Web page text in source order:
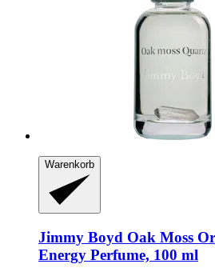
Warenkorb
Jimmy Boyd Oak Moss
Energy Perfume, 100 ml